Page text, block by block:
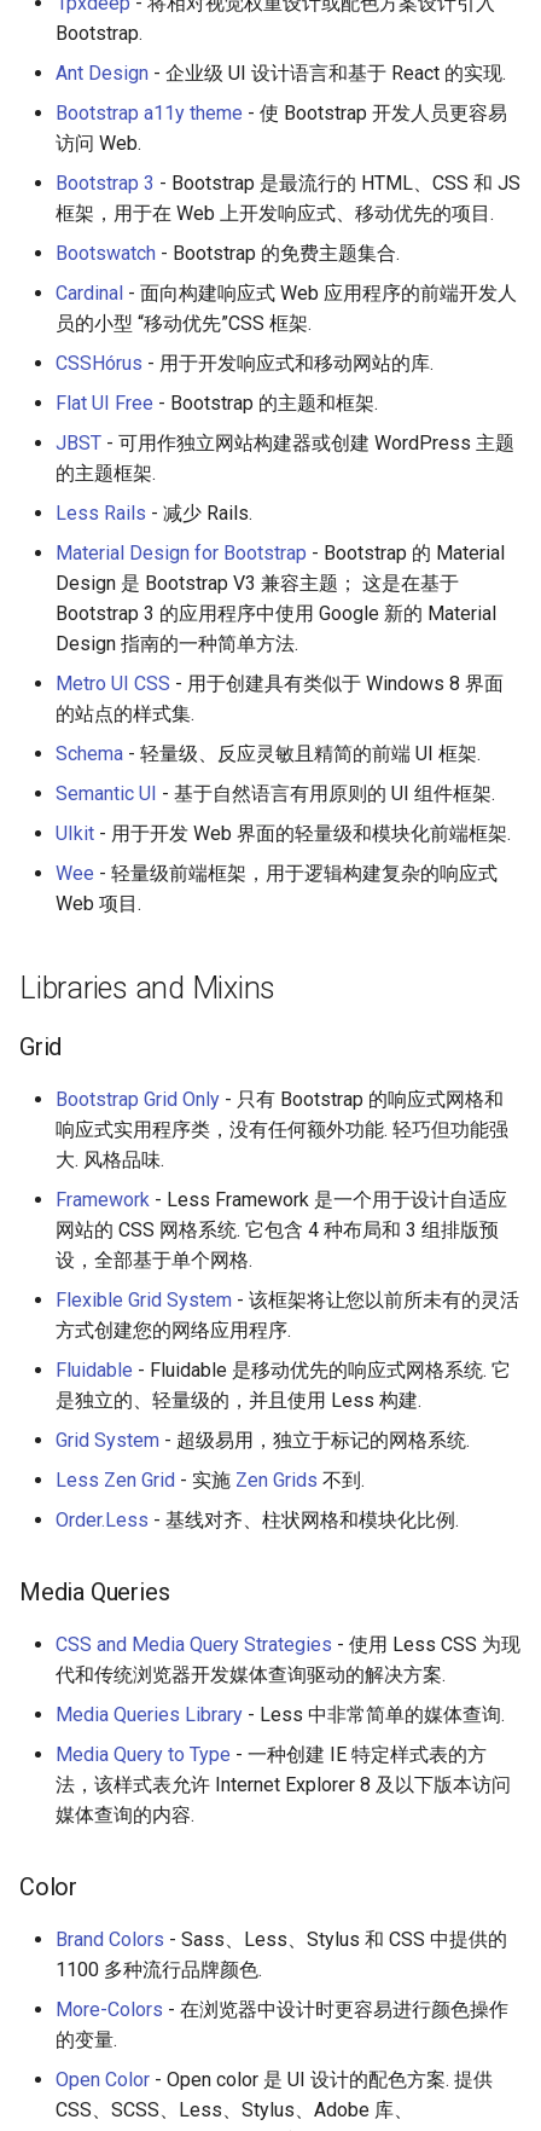
GNOME
.NET
Amazon Alexa
DigitalOcean
Flutter
Home Assistant
Java
Kotlin
OCaml
ColdFusion
Fortran
PHP 内容
Delphi
Assembler
AutoHotkey
AutoIt
Frege
ActionScript 3
Eta
Idris
Videos
Experiments
Community
Contributing
License
开源图片
OpenGL
Transit
研究工具
数据可视化
社交媒体分享链接
微服务
Unicode
Unicode 内容
新手友好项目
Katas
Tools for Activism
TAP
Hacking Spots
女性开发者专属
Vorpal
Vulkan
LaTeX
Funny Markov Chains
Bioinformatics
Colorful
Bots
Site Reliability Engineering
Empathy in Engineering
DTrace
Userscripts
Pokémon
ChatOps
Falsehood
领域驱动设计
Web 设计
Bootstrap.
Ant Design - 企业级 UI 设计语言和基于 React 的实现.
Bootstrap a11y theme - 使 Bootstrap 开发人员更容易
访问 Web.
Bootstrap 3 - Bootstrap 是最流行的 HTML、CSS 和 JS
框架，用于在 Web 上开发响应式、移动优先的项目.
Bootswatch - Bootstrap 的免费主题集合.
Cardinal - 面向构建响应式 Web 应用程序的前端开发人
员的小型 “移动优先”CSS 框架.
CSSHórus - 用于开发响应式和移动网站的库.
Flat UI Free - Bootstrap 的主题和框架.
JBST - 可用作独立网站构建器或创建 WordPress 主题
的主题框架.
Less Rails - 减少 Rails.
Material Design for Bootstrap - Bootstrap 的 Material
Design 是 Bootstrap V3 兼容主题； 这是在基于
Bootstrap 3 的应用程序中使用 Google 新的 Material
Design 指南的一种简单方法.
Metro UI CSS - 用于创建具有类似于 Windows 8 界面
的站点的样式集.
Schema - 轻量级、反应灵敏且精简的前端 UI 框架.
Semantic UI - 基于自然语言有用原则的 UI 组件框架.
UIkit - 用于开发 Web 界面的轻量级和模块化前端框架.
Wee - 轻量级前端框架，用于逻辑构建复杂的响应式
Web 项目.
Libraries and Mixins
Grid
Bootstrap Grid Only - 只有 Bootstrap 的响应式网格和
响应式实用程序类，没有任何额外功能. 轻巧但功能强
大. 风格品味.
Framework - Less Framework 是一个用于设计自适应
网站的 CSS 网格系统. 它包含 4 种布局和 3 组排版预
设，全部基于单个网格.
Flexible Grid System - 该框架将让您以前所未有的灵活
方式创建您的网络应用程序.
Fluidable - Fluidable 是移动优先的响应式网格系统. 它
是独立的、轻量级的，并且使用 Less 构建.
Grid System - 超级易用，独立于标记的网格系统.
Less Zen Grid - 实施 Zen Grids 不到.
Order.Less - 基线对齐、柱状网格和模块化比例.
Media Queries
CSS and Media Query Strategies - 使用 Less CSS 为现
代和传统浏览器开发媒体查询驱动的解决方案.
Media Queries Library - Less 中非常简单的媒体查询.
Media Query to Type - 一种创建 IE 特定样式表的方
法，该样式表允许 Internet Explorer 8 及以下版本访问
媒体查询的内容.
Color
Brand Colors - Sass、Less、Stylus 和 CSS 中提供的
1100 多种流行品牌颜色.
More-Colors - 在浏览器中设计时更容易进行颜色操作
的变量.
Open Color - Open color 是 UI 设计的配色方案. 提供
CSS、SCSS、Less、Stylus、Adobe 库、